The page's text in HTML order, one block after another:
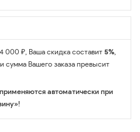
000 ₽, Ваша скидка составит 5%,
сумма Вашего заказа превысит
автоматически при